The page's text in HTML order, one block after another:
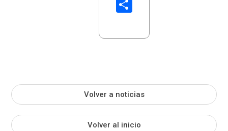
Volver a noticias
Volver al inicio